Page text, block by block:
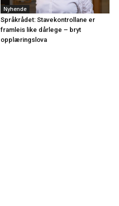
Nyhende
Språkrådet: Stavekontrollane er
framleis like dårlege – bryt
opplæringslova